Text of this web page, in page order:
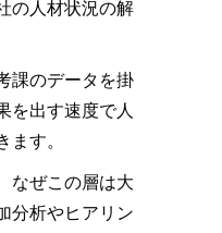
の人材状況の解
課のデータを掛
を出す速度で人
す。
なぜこの層は大
分析やヒアリン